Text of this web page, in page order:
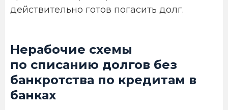
действительно готов погасить долг.
Нерабочие схемы
по списанию долгов без
банкротства по кредитам в
банках